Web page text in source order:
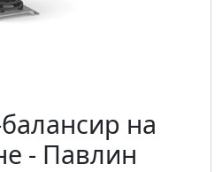
на
- Павлин